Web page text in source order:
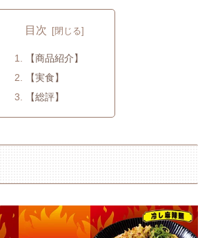
目次
【商品紹介】
【実食】
【総評】